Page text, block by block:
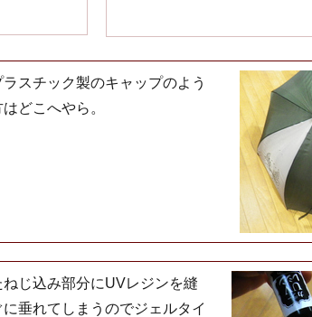
スチック製のキャップのよう
どこへやら。
じ込み部分にUVレジンを縫
垂れてしまうのでジェルタイ